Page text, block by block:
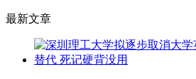
最新文章